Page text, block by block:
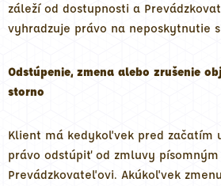
záleží od dostupnosti a
vyhradzuje právo na neposkytnutie
Odstúpenie, zmena alebo zrušenie
storno
Klient má kedykoľvek pred začatím
právo odstúpiť od zmluvy písomným
Prevádzkovateľovi. Akúkoľvek